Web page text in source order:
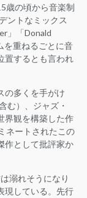
歳の頃から音楽制
ントなミックス
」「Donald
を重ねるごとに音
置するとも言われ
の多くを手がけ
む）、ジャズ・
界観を構築した作
ネートされたこの
作として批評家か
溺れそうになり
現している。先行